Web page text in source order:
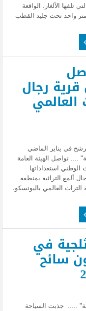
تلفها الألغاز، الواقعة
واحد تحت جليد القطب
رجال
العالمي
في يناير الماضي
.... تواصل الهيئة العامة
الوطني استعداداتها
ألمع التراثية بمنطقة
العالمي باليونسكو،
في
197 مليون سائح
..... جذبت السياحة